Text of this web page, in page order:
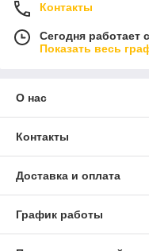
Контакты
Сегодня работает
Показать весь
О нас
Контакты
Доставка и оплата
График работы